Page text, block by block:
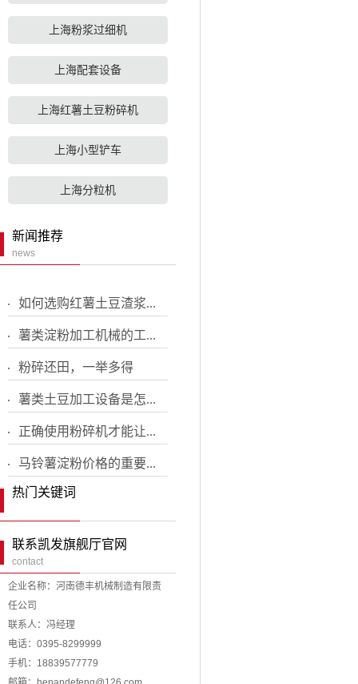
上海粉浆过细机
上海配套设备
上海红薯土豆粉碎机
上海小型铲车
上海分粒机
新闻推荐
news
如何选购红薯土豆渣浆...
薯类淀粉加工机械的工...
粉碎还田，一举多得
薯类土豆加工设备是怎...
正确使用粉碎机才能让...
马铃薯淀粉价格的重要...
热门关键词
联系凯发旗舰厅官网
contact
企业名称：河南德丰机械制造有限责
任公司
联系人：冯经理
电话：0395-8299999
手机：18839577779